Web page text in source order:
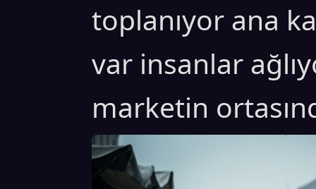
toplanıyor ana
var insanlar
marketin